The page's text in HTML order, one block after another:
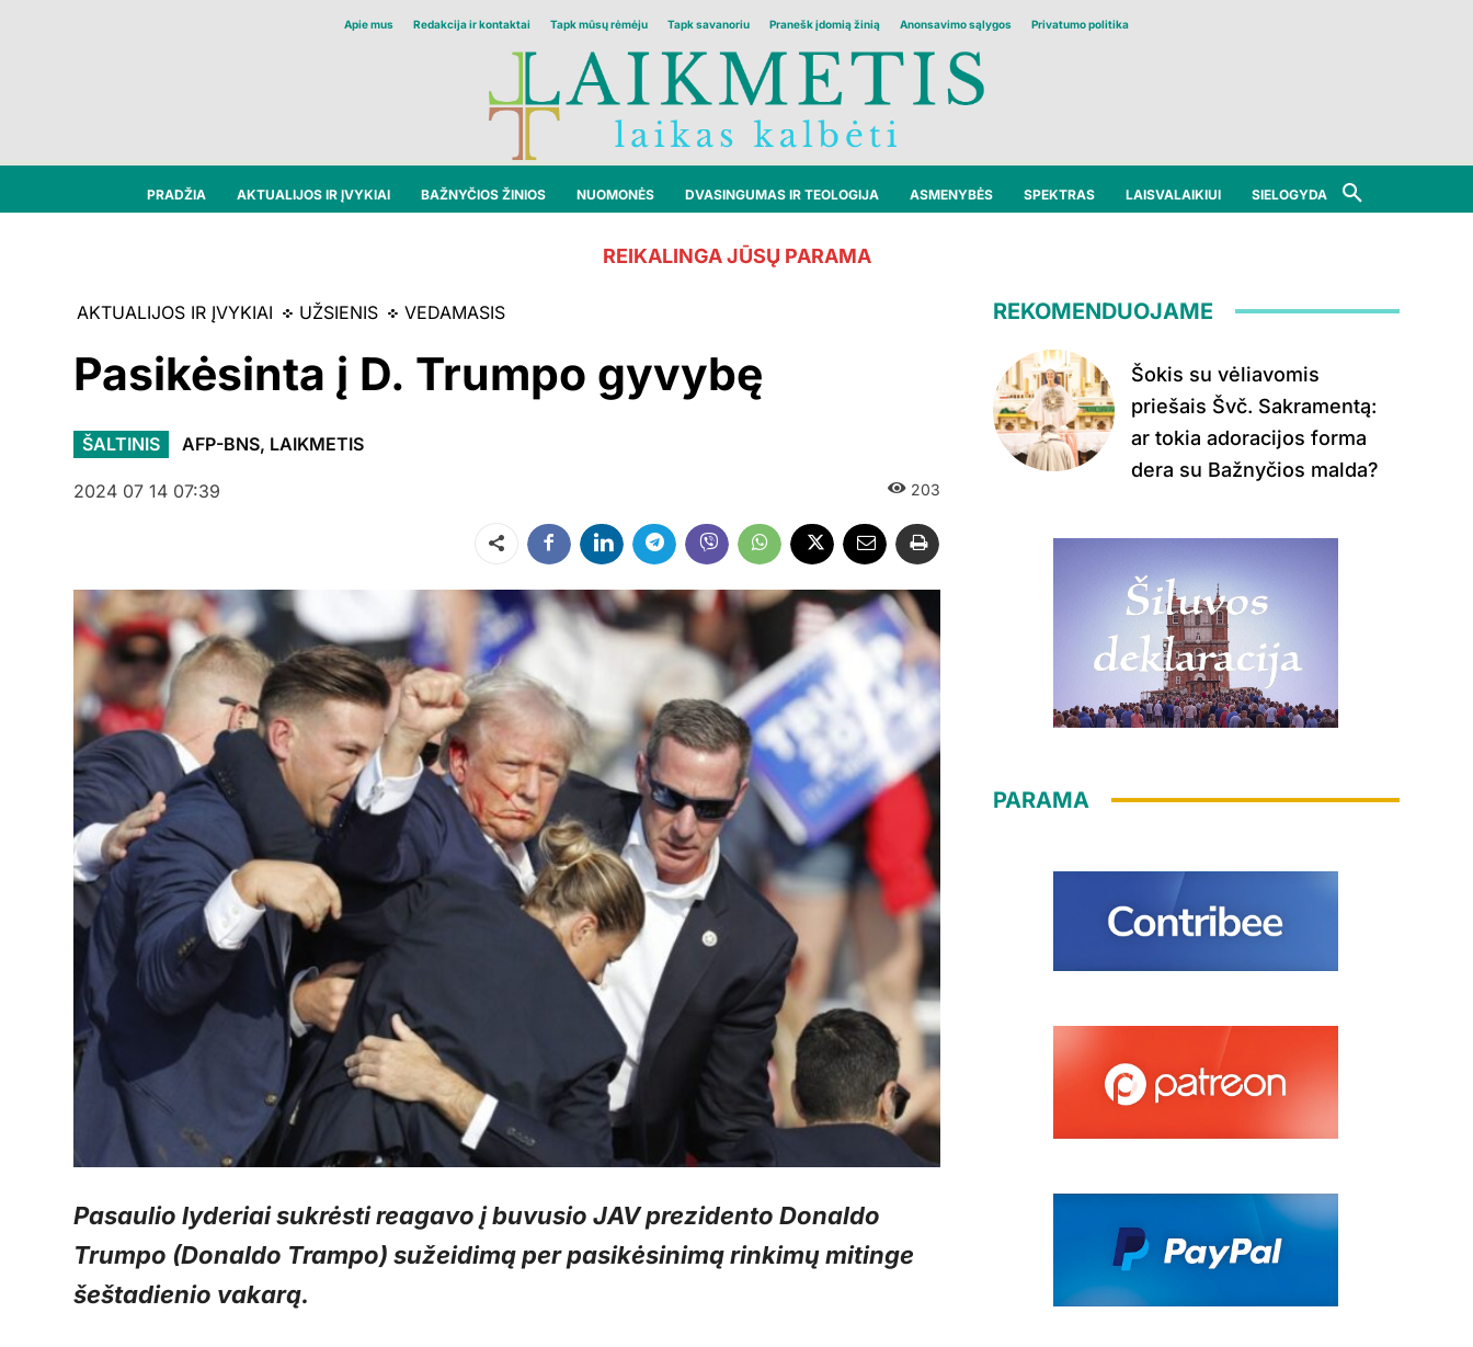
Apie mus Redakcija ir kontaktai Tapk mūsų rėmėju Tapk savanoriu Pranešk įdomią žinią Anonsavimo sąlygos Privatumo politika
PRADŽIA AKTUALIJOS IR ĮVYKIAI BAŽNYČIOS ŽINIOS NUOMONĖS DVASINGUMAS IR TEOLOGIJA ASMENYBĖS SPEKTRAS LAISVALAIKIUI SIELOGYDA
REIKALINGA JŪSŲ PARAMA
AKTUALIJOS IR ĮVYKIAI UŽSIENIS VEDAMASIS
Pasikėsinta į D. Trumpo gyvybę
ŠALTINIS AFP-BNS, LAIKMETIS
2024 07 14 07:39 203
Dalintis
Pasaulio lyderiai sukrėsti reagavo į buvusio JAV prezidento Donaldo
Trumpo (Donaldo Trampo) sužeidimą per pasikėsinimą rinkimų mitinge
šeštadienio vakarą.
REKOMENDUOJAME
Šokis su vėliavomis
priešais Švč. Sakramentą:
ar tokia adoracijos forma
dera su Bažnyčios malda?
PARAMA